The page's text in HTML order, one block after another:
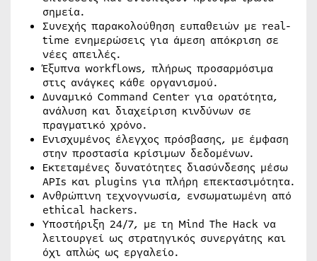
σημεία.
Συνεχής παρακολούθηση ευπαθειών με real-
time ενημερώσεις για άμεση απόκριση σε
νέες απειλές.
Έξυπνα workflows, πλήρως προσαρμόσιμα
στις ανάγκες κάθε οργανισμού.
Δυναμικό Command Center για ορατότητα,
ανάλυση και διαχείριση κινδύνων σε
πραγματικό χρόνο.
Ενισχυμένος έλεγχος πρόσβασης, με έμφαση
στην προστασία κρίσιμων δεδομένων.
Εκτεταμένες δυνατότητες διασύνδεσης μέσω
APIs και plugins για πλήρη επεκτασιμότητα.
Ανθρώπινη τεχνογνωσία, ενσωματωμένη από
ethical hackers.
Υποστήριξη 24/7, με τη Mind The Hack να
λειτουργεί ως στρατηγικός συνεργάτης και
όχι απλώς ως εργαλείο.